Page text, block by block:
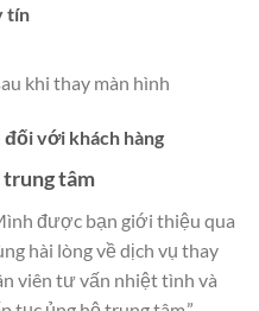
tín
khi thay màn hình
với khách hàng
trung tâm
được bạn giới thiệu qua
hài lòng về dịch vụ thay
viên tư vấn nhiệt tình và